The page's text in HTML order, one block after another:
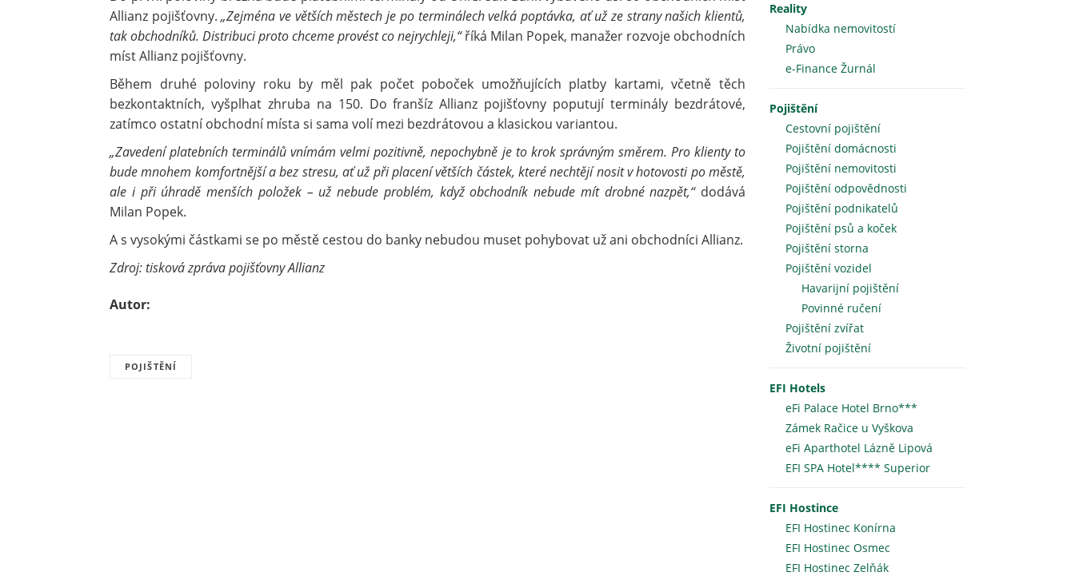
Allianz pojišťovny.„Zejména ve větších městech je po terminálech velká poptávka, ať už ze strany našich klientů,
tak obchodníků. Distribuci proto chceme provést co nejrychleji,“říká Milan Popek, manažer rozvoje obchodních
míst Allianz pojišťovny.
Během druhé poloviny roku by měl pak počet poboček umožňujících platby kartami, včetně těch
bezkontaktních, vyšplhat zhruba na 150. Do franšíz Allianz pojišťovny poputují terminály bezdrátové,
zatímco ostatní obchodní místa si sama volí mezi bezdrátovou a klasickou variantou.
„Zavedení platebních terminálů vnímám velmi pozitivně, nepochybně je to krok správným směrem. Pro klienty to
bude mnohem komfortnější a bez stresu, ať už při placení větších částek, které nechtějí nosit v hotovosti po městě,
ale i při úhradě menších položek – už nebude problém, když obchodník nebude mít drobné nazpět,“dodává
Milan Popek.
A s vysokými částkami se po městě cestou do banky nebudou muset pohybovat už ani obchodníci Allianz.
Zdroj: tisková zpráva pojišťovny Allianz
Autor:
POJIŠTĚNÍ
Reality
Nabídka nemovitostí
Právo
e-Finance Žurnál
Pojištění
Cestovní pojištění
Pojištění domácnosti
Pojištění nemovitosti
Pojištění odpovědnosti
Pojištění podnikatelů
Pojištění psů a koček
Pojištění storna
Pojištění vozidel
Havarijní pojištění
Povinné ručení
Pojištění zvířat
Životní pojištění
EFI Hotels
eFi Palace Hotel Brno***
Zámek Račice u Vyškova
eFi Aparthotel Lázně Lipová
EFI SPA Hotel**** Superior
EFI Hostince
EFI Hostinec Konírna
EFI Hostinec Osmec
EFI Hostinec Zelňák